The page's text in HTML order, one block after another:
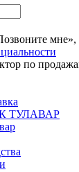
мне»,
по
ТУЛАВАР